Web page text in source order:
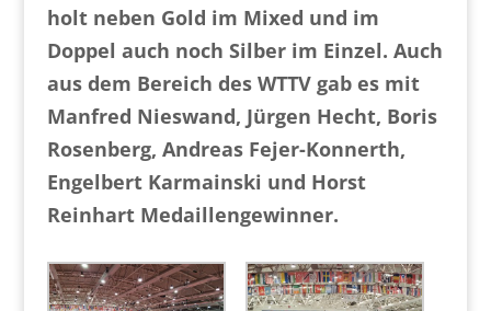
holt neben Gold im Mixed und im
Doppel auch noch Silber im Einzel. Auch
aus dem Bereich des WTTV gab es mit
Manfred Nieswand, Jürgen Hecht, Boris
Rosenberg, Andreas Fejer-Konnerth,
Engelbert Karmainski und Horst
Reinhart Medaillengewinner.